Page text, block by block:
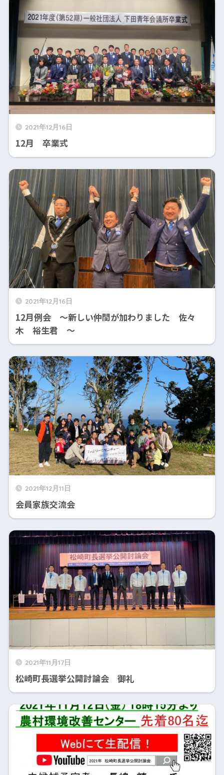
2021年12月16日
12月 卒業式
2021年12月16日
12月例会 ～新しい仲間が加わりました 佐々
木 裕生君 ～
2021年12月11日
会員家族交流会
2021年11月17日
松崎町長選挙公開討論会 御礼